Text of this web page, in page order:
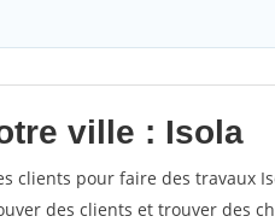
ville : Isola
clients pour faire des travaux
des clients et trouver des